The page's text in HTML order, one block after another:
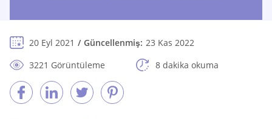
20 Eyl 2021 Güncellenmiş: 23 Kas 2022
3221 Görüntüleme
8 dakika okuma